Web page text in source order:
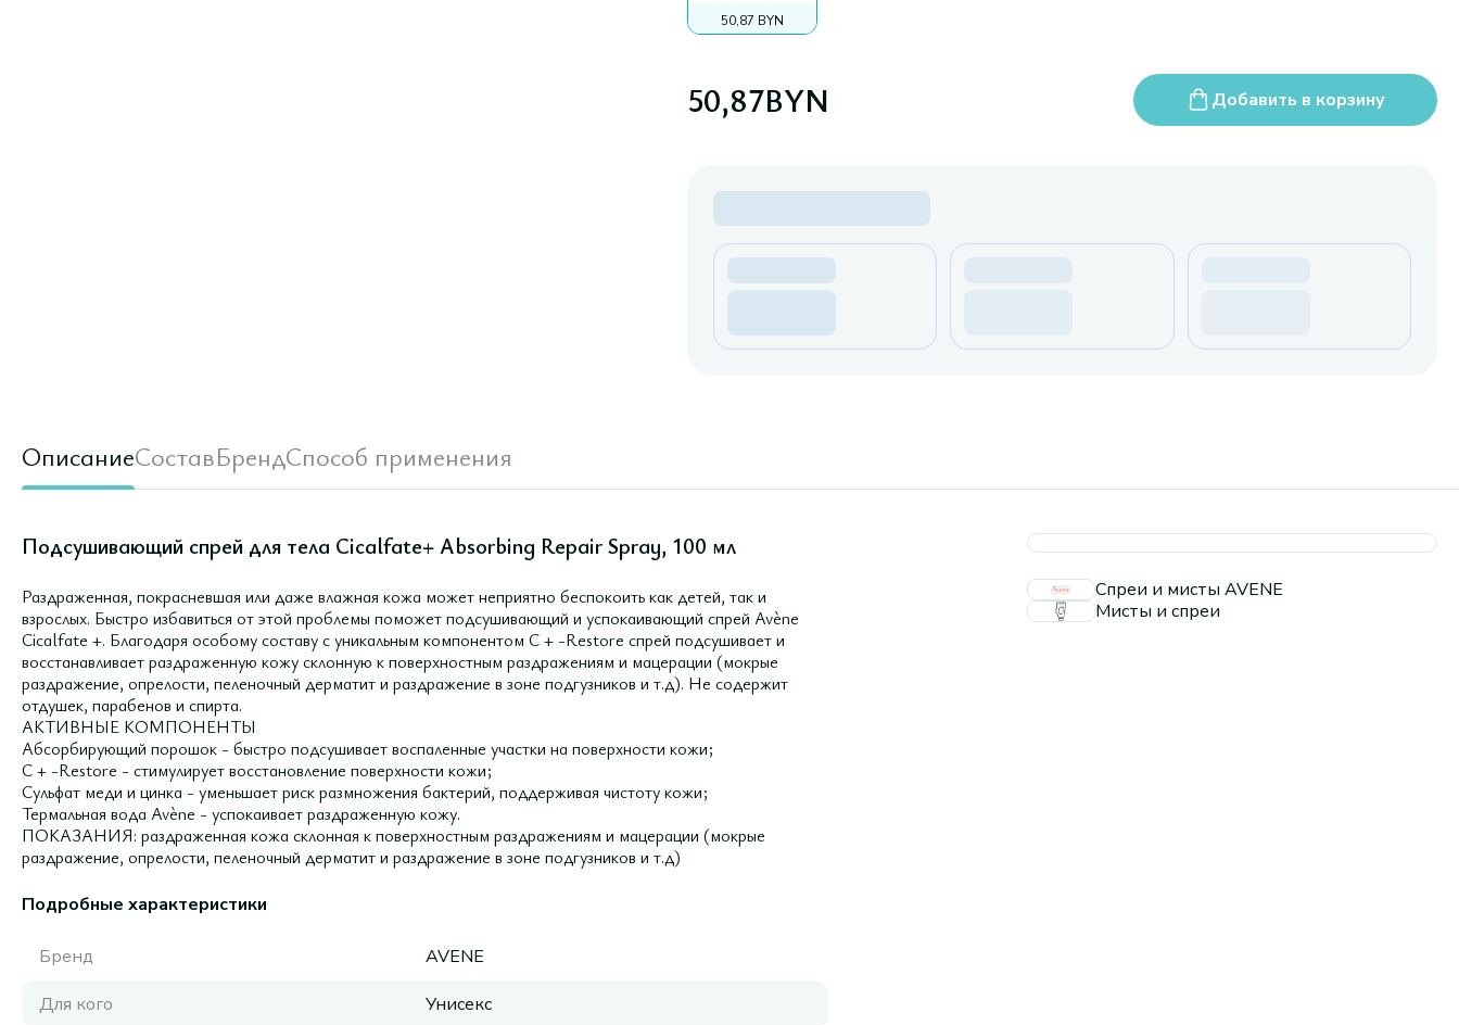
50,87 BYN
50,87BYN Добавить в корзину
ОписаниеСоставБрендСпособ применения
Подсушивающий спрей для тела Cicalfate+ Absorbing Repair Spray, 100 мл
Раздраженная, покрасневшая или даже влажная кожа может неприятно беспокоить как детей, так и
взрослых. Быстро избавиться от этой проблемы поможет подсушивающий и успокаивающий спрей Avène
Cicalfate +. Благодаря особому составу с уникальным компонентом C + -Restore спрей подсушивает и
восстанавливает раздраженную кожу склонную к поверхностным раздражениям и мацерации (мокрые
раздражение, опрелости, пеленочный дерматит и раздражение в зоне подгузников и т.д). Не содержит
отдушек, парабенов и спирта.
АКТИВНЫЕ КОМПОНЕНТЫ
Абсорбирующий порошок - быстро подсушивает воспаленные участки на поверхности кожи;
C + -Restore - стимулирует восстановление поверхности кожи;
Сульфат меди и цинка - уменьшает риск размножения бактерий, поддерживая чистоту кожи;
Термальная вода Avène - успокаивает раздраженную кожу.
ПОКАЗАНИЯ: раздраженная кожа склонная к поверхностным раздражениям и мацерации (мокрые
раздражение, опрелости, пеленочный дерматит и раздражение в зоне подгузников и т.д)
Подробные характеристики
Бренд
AVENE
Для кого
Унисекс
Спреи и мисты AVENE
Мисты и спреи